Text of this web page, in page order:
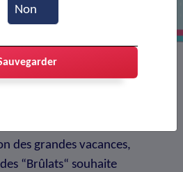
grandes vacances
des grandes vacances,
“Brûlats“ souhaite
Non